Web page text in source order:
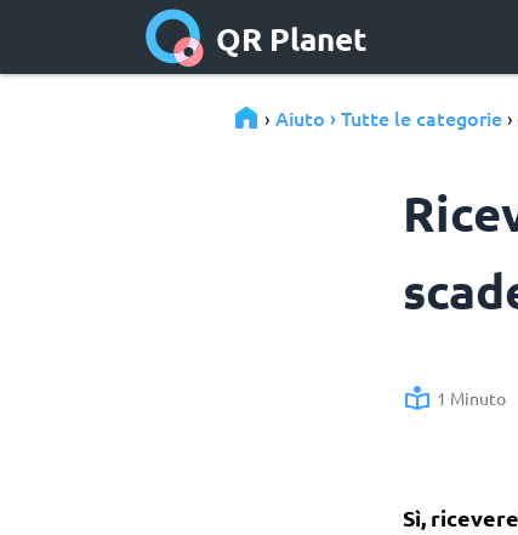
QR Planet
› Aiuto › Tutte le categorie ›
1 Minuto
Sì,